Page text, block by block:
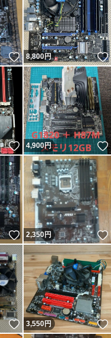
いいね！
8,800円
いいね！
4,900円
いいね！
2,350円
いいね！
3,550円